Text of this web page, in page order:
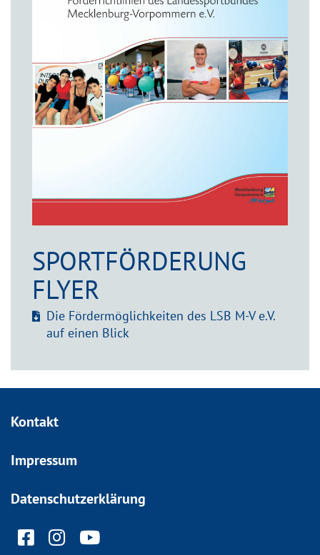
SPORTFÖRDERUNG
FLYER
Die Fördermöglichkeiten des LSB M-V e.V.
auf einen Blick
Kontakt
Impressum
Datenschutzerklärung